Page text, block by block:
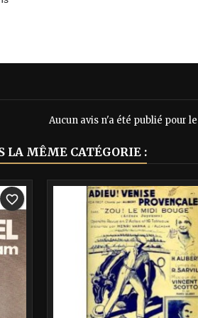
Aucun avis n'a été publié pour
LA MÊME CATÉGORIE :
favorite_border